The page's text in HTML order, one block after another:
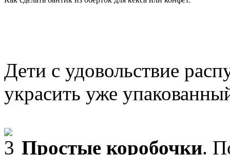
Дети с удовольствие
украсить уже
Простые коробочки.